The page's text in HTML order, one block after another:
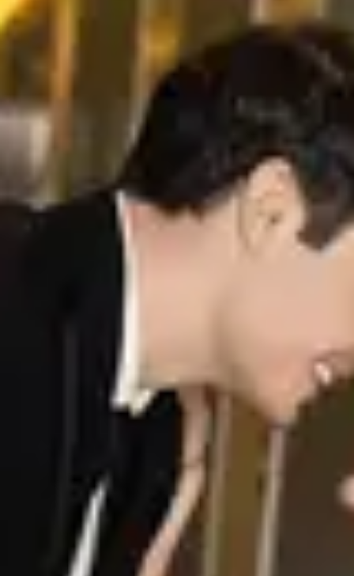
Прибирання жирного блиску
Приборкайте жирний блиск на чолі, носі та щоках за лічені
секунди. Редактор Aperty пом'якшує різкі відблиски,
зберігаючи природну текстуру шкіри й деталі макіяжу....
Aperty забезпечує швидке й природне редагування портретів
Поверни собі вечори. Розвивай свій